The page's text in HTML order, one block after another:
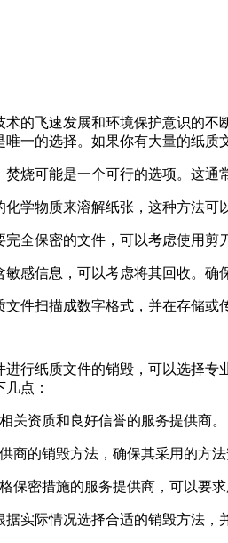
术的飞速发展和环境保护意识的
一的选择。如果你有大量的纸质
焚烧可能是一个可行的选项。这通
学物质来溶解纸张，这种方法可
全保密的文件，可以考虑使用剪
感信息，可以考虑将其回收。确
文件扫描成数字格式，并在存储
进行纸质文件的销毁，可以选择
点：
关资质和良好信誉的服务提供商。
商的销毁方法，确保其采用的方法
保密措施的服务提供商，可以要
实际情况选择合适的销毁方法，